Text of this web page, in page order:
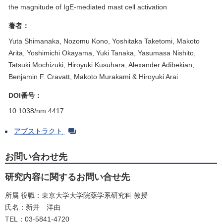
the magnitude of IgE-mediated mast cell activation
著者：
Yuta Shimanaka, Nozomu Kono, Yoshitaka Taketomi, Makoto
Arita, Yoshimichi Okayama, Yuki Tanaka, Yasumasa Nishito,
Tatsuki Mochizuki, Hiroyuki Kusuhara, Alexander Adibekian,
Benjamin F. Cravatt, Makoto Murakami & Hiroyuki Arai
DOI番号：
10.1038/nm.4417.
アブストラクト
お問い合わせ先
研究内容に関するお問い合せ先
所属 役職：東京大学大学院薬学系研究科 教授
氏名：新井 洋由
TEL：03-5841-4720